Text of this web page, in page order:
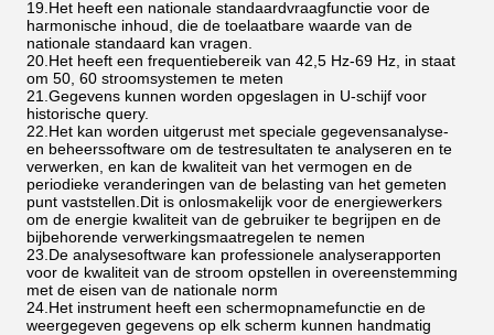
19. Het heeft een nationale standaardvraagfunctie voor de
harmonische inhoud, die de toelaatbare waarde van de
nationale standaard kan vragen.
20. Het heeft een frequentiebereik van 42,5 Hz-69 Hz, in staat
om 50, 60 stroomsystemen te meten
21. Gegevens kunnen worden opgeslagen in U-schijf voor
historische query.
22. Het kan worden uitgerust met speciale gegevensanalyse-
en beheerssoftware om de testresultaten te analyseren en te
verwerken, en kan de kwaliteit van het vermogen en de
periodieke veranderingen van de belasting van het gemeten
punt vaststellen.Dit is onlosmakelijk voor de energiewerkers
om de energie kwaliteit van de gebruiker te begrijpen en de
bijbehorende verwerkingsmaatregelen te nemen
23. De analysesoftware kan professionele analyserapporten
voor de kwaliteit van de stroom opstellen in overeenstemming
met de eisen van de nationale norm
24. Het instrument heeft een schermopnamefunctie en de
weergegeven gegevens op elk scherm kunnen handmatig